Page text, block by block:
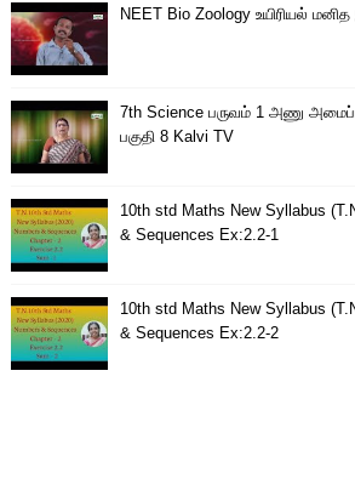
NEET Bio Zoology உயிரியல்
7th Science பருவம் 1 அணு
பகுதி 8 Kalvi TV
10th std Maths New Syllabus
& Sequences Ex:2.2-1
10th std Maths New Syllabus
& Sequences Ex:2.2-2